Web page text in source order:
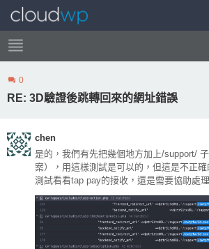
帳號 登出
0
RE: 3D驗證後跳轉回來的網址錯誤
chen
是的，我們有先把幾個地方加上/support/
案），用這樣測試是可以的，但這是不正
測試看看tap pay的接收，還是需要協助處理